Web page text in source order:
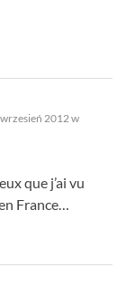
2012 w
que j’ai vu
France